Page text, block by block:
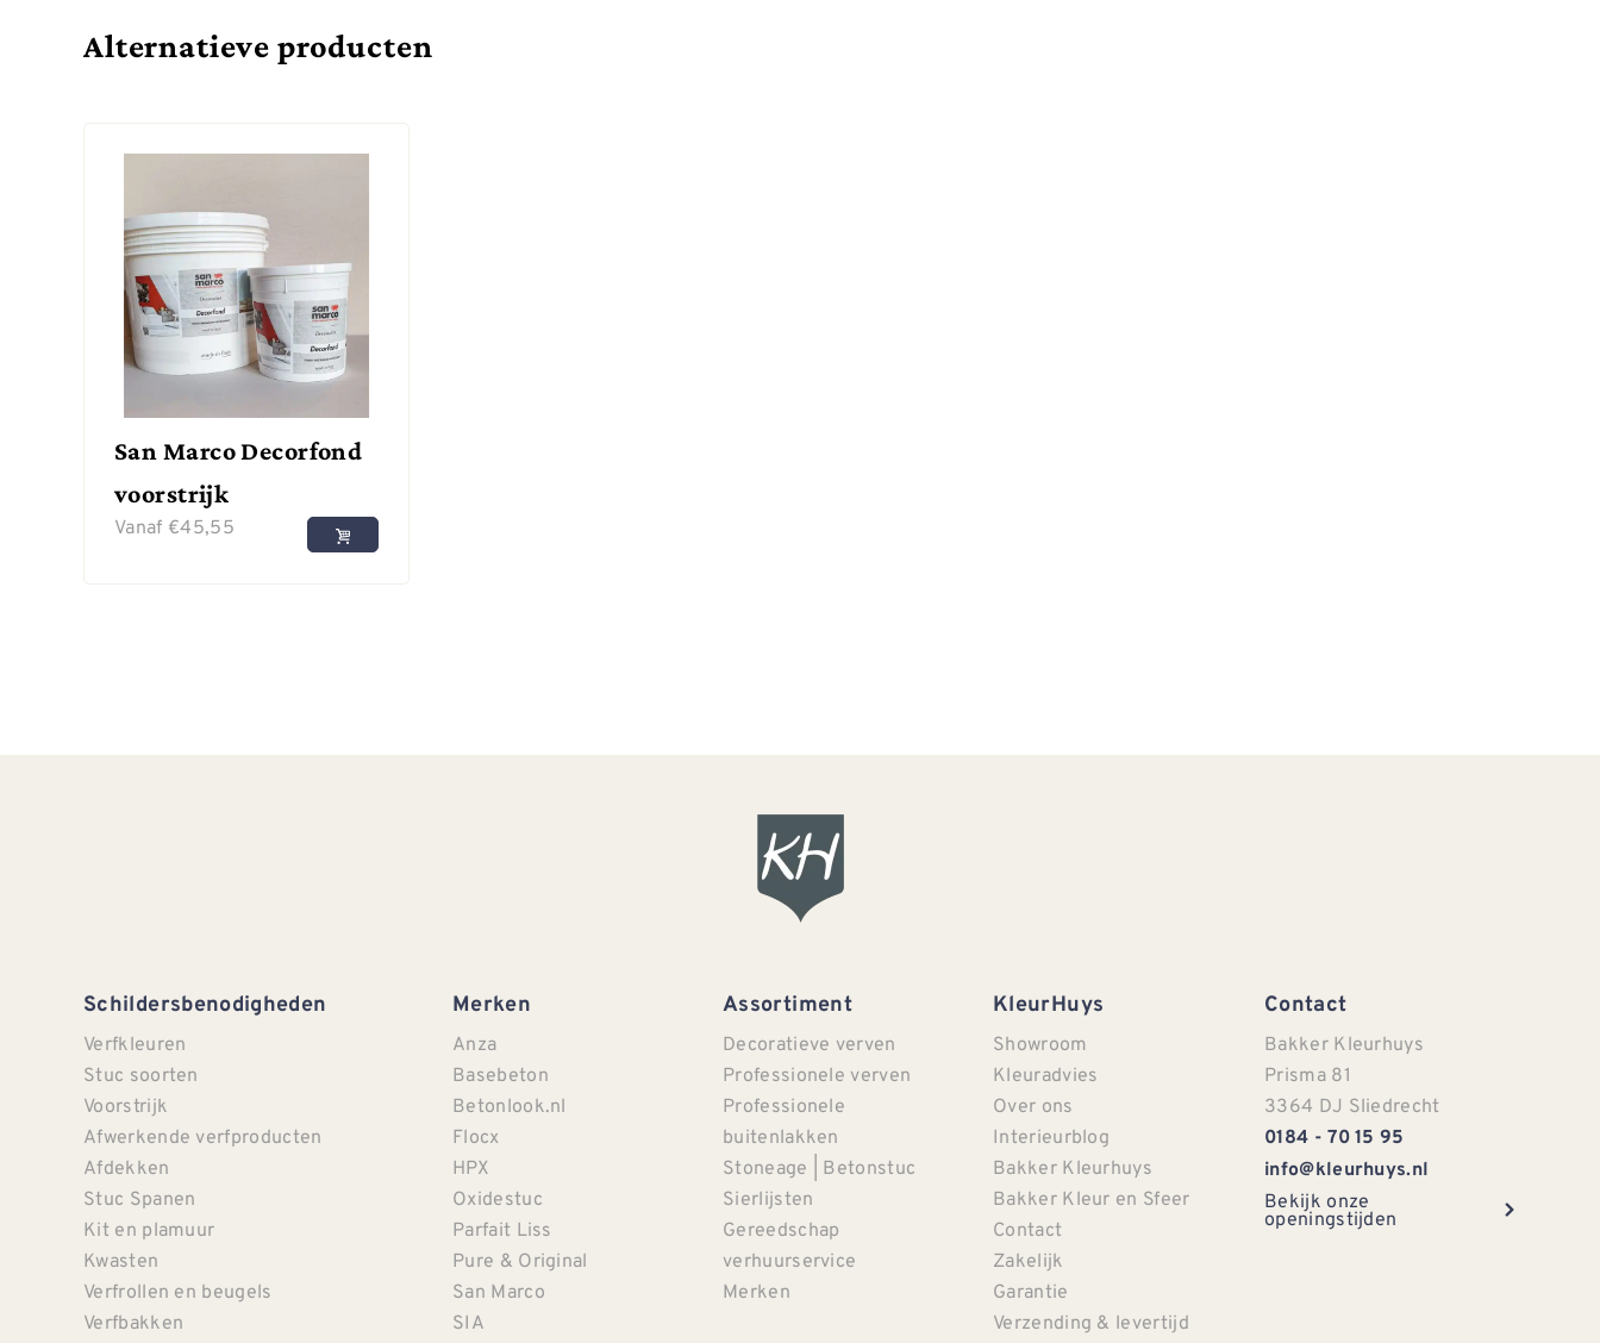
Alternatieve producten
San Marco Decorfond
voorstrijk
Vanaf €45,55
Schildersbenodigheden
Verfkleuren
Stuc soorten
Voorstrijk
Afwerkende verfproducten
Afdekken
Stuc Spanen
Kit en plamuur
Kwasten
Verfrollen en beugels
Verfbakken
Merken
Anza
Basebeton
Betonlook.nl
Flocx
HPX
Oxidestuc
Parfait Liss
Pure & Original
San Marco
SIA
Assortiment
Decoratieve verven
Professionele verven
Professionele
buitenlakken
Stoneage | Betonstuc
Sierlijsten
Gereedschap
verhuurservice
Merken
KleurHuys
Showroom
Kleuradvies
Over ons
Interieurblog
Bakker Kleurhuys
Bakker Kleur en Sfeer
Contact
Zakelijk
Garantie
Verzending & levertijd
Contact
Bakker Kleurhuys
Prisma 81
3364 DJ Sliedrecht
0184 - 70 15 95
info@kleurhuys.nl
Bekijk onze
openingstijden